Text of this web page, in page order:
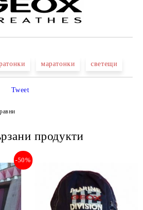
маратонки светещи
Tweet
продукти
-50%